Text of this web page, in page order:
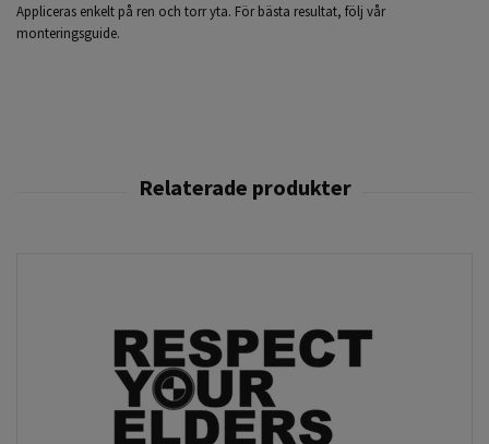
Appliceras enkelt på ren och torr yta. För bästa resultat, följ vår
monteringsguide.